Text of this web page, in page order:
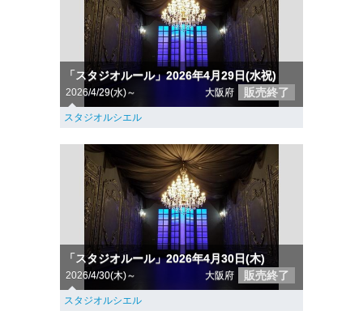
「スタジオルール」2026年4月29日(水祝)
2026/4/29(水)～ 大阪府 販売終了
スタジオルシエル
「スタジオルール」2026年4月30日(木)
2026/4/30(木)～ 大阪府 販売終了
スタジオルシエル